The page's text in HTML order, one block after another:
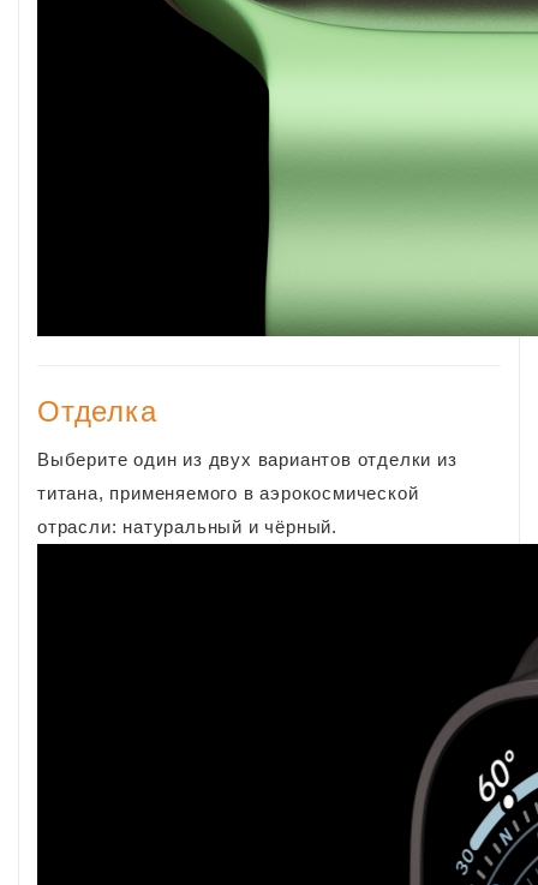
Отделка
Выберите один из двух вариантов отделки из
титана, применяемого в аэрокосмической
отрасли: натуральный и чёрный.